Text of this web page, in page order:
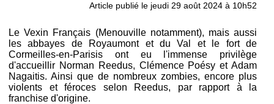
Article publié le jeudi 29 août 2024 à 10h52
Le Vexin Français (Menouville notamment), mais aussi
les abbayes de Royaumont et du Val et le fort de
Cormeilles-en-Parisis ont eu l'immense privilège
d'accueillir Norman Reedus, Clémence Poésy et Adam
Nagaitis. Ainsi que de nombreux zombies, encore plus
violents et féroces selon Reedus, par rapport à la
franchise d'origine.